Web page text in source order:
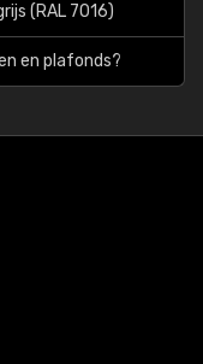
(RAL 7016)
en plafonds?